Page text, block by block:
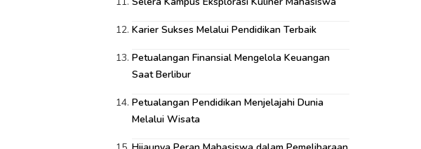
Karier Sukses Melalui Pendidikan Terbaik
Petualangan Finansial Mengelola Keuangan
Saat Berlibur
Petualangan Pendidikan Menjelajahi Dunia
Melalui Wisata